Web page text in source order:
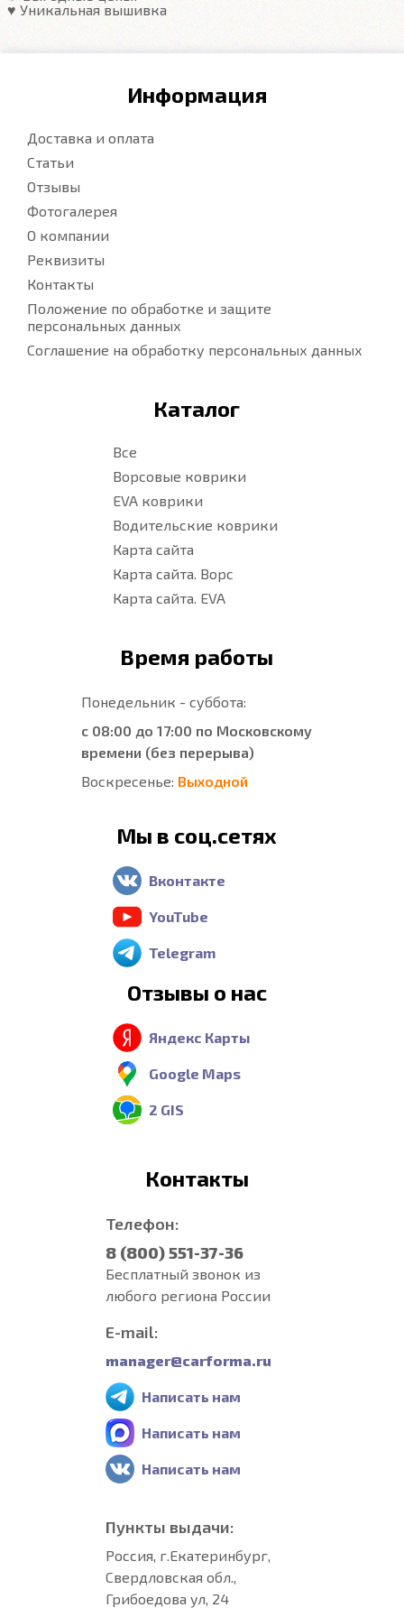
♥️ Уникальная вышивка
Информация
Доставка и оплата
Статьи
Отзывы
Фотогалерея
О компании
Реквизиты
Контакты
Положение по обработке и защите
персональных данных
Соглашение на обработку персональных данных
Каталог
Все
Ворсовые коврики
EVA коврики
Водительские коврики
Карта сайта
Карта сайта. Ворс
Карта сайта. EVA
Время работы
Понедельник - суббота:
с 08:00 до 17:00 по Московскому
времени (без перерыва)
Воскресенье: Выходной
Мы в соц.сетях
Вконтакте
YouTube
Telegram
Отзывы о нас
Яндекс Карты
Google Maps
2 GIS
Контакты
Телефон:
8 (800) 551-37-36
Бесплатный звонок из
любого региона России
E-mail:
manager@carforma.ru
Написать нам
Написать нам
Написать нам
Пункты выдачи:
Россия, г.Екатеринбург,
Свердловская обл.,
Грибоедова ул, 24